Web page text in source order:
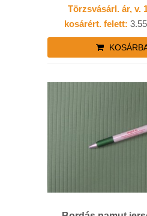
Törzsvásárl. ár, v.
kosárért. felett: